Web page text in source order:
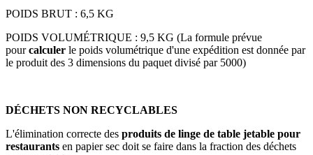
POIDS BRUT : 6,5 KG
POIDS VOLUMÉTRIQUE : 9,5 KG (La formule prévue
pour calculer le poids volumétrique d'une expédition est donnée par
le produit des 3 dimensions du paquet divisé par 5000)
DÉCHETS NON RECYCLABLES
L'élimination correcte des produits de linge de table jetable pour
restaurants en papier sec doit se faire dans la fraction des déchets